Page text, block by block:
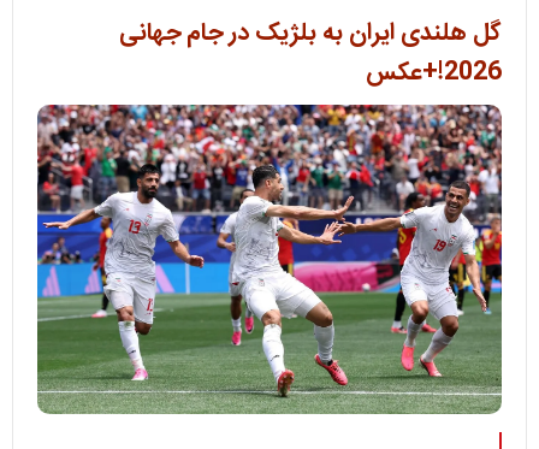
گل هلندی ایران به بلژیک در جام جهانی
2026!+عکس